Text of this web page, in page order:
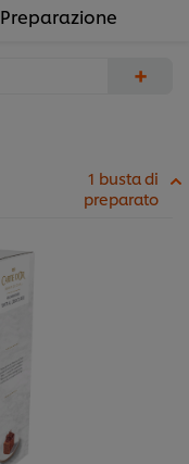
Preparazione
+
1 busta di
preparato